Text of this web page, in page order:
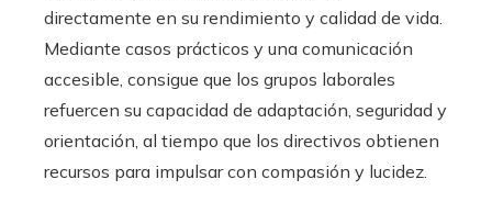
directamente en su rendimiento y calidad de vida.
Mediante casos prácticos y una comunicación
accesible, consigue que los grupos laborales
refuercen su capacidad de adaptación, seguridad y
orientación, al tiempo que los directivos obtienen
recursos para impulsar con compasión y lucidez.